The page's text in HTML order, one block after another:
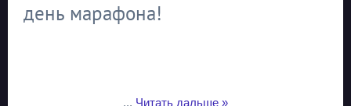
день марафона!
... Читать дальше »